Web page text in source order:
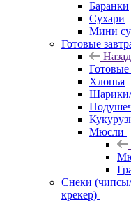
Баранки
Сухари
Мини
Готовые
Назад
Готовые
Хлопья
Шарики/
Мюсли
Снеки
крекер)